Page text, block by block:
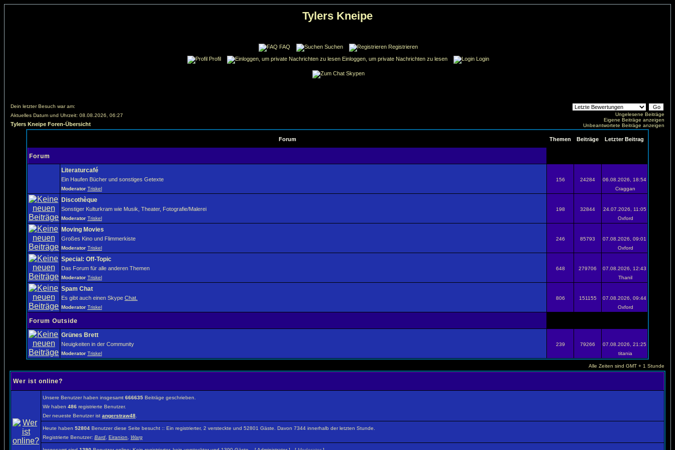
Tylers Kneipe
FAQ Suchen
Registrieren
Profil
Einloggen, um private Nachrichten zu lesen Login
Skypen
Dein letzter Besuch war am:
Aktuelles Datum und Uhrzeit: 08.08.2026, 06:27
Tylers Kneipe Foren-Übersicht
Ungelesene Beiträge
Eigene Beiträge anzeigen
Unbeantwortete Beiträge anzeigen
Forum Themen Beiträge Letzter Beitrag
Forum
Literaturcafé
Ein Haufen Bücher und sonstiges Getexte
Moderator Triskel
156 24284
06.08.2026, 18:54
Craggan
Discothèque
Sonstiger Kulturkram wie Musik, Theater, Fotografie/Malerei
Moderator Triskel
198 32844
24.07.2026, 11:05
Oxford
Moving Movies
Großes Kino und Flimmerkiste
Moderator Triskel
246 85793
07.08.2026, 09:01
Oxford
Special: Off-Topic
Das Forum für alle anderen Themen
Moderator Triskel
648 279706
07.08.2026, 12:43
Thanil
Spam Chat
Es gibt auch einen Skype Chat.
Moderator Triskel
806 151155
07.08.2026, 09:44
Oxford
Forum Outside
Grünes Brett
Neuigkeiten in der Community
Moderator Triskel
239 79266
07.08.2026, 21:25
titania
Alle Zeiten sind GMT + 1 Stunde
Wer ist online?
Unsere Benutzer haben insgesamt 666635 Beiträge geschrieben.
Wir haben 486 registrierte Benutzer.
Der neueste Benutzer ist angerstraw48
Heute haben 52804 Benutzer diese Seite besucht :: Ein registrierter, 2 versteckte und 52801 Gäste. Davon 7344 innerhalb der letzten Stunde.
Registrierte Benutzer: Bard Eiranion Warg